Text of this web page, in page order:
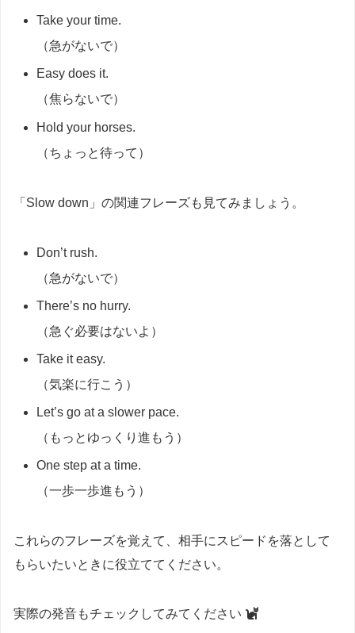
Take your time.
（急がないで）
Easy does it.
（焦らないで）
Hold your horses.
（ちょっと待って）
「Slow down」の関連フレーズも見てみましょう。
Don’t rush.
（急がないで）
There’s no hurry.
（急ぐ必要はないよ）
Take it easy.
（気楽に行こう）
Let’s go at a slower pace.
（もっとゆっくり進もう）
One step at a time.
（一歩一歩進もう）
これらのフレーズを覚えて、相手にスピードを落として
もらいたいときに役立ててください。
実際の発音もチェックしてみてください